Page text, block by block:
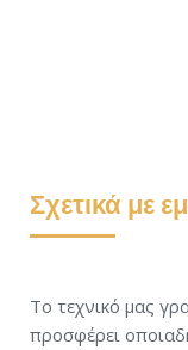
Σχετικά με
Το τεχνικό μας
προσφέρει